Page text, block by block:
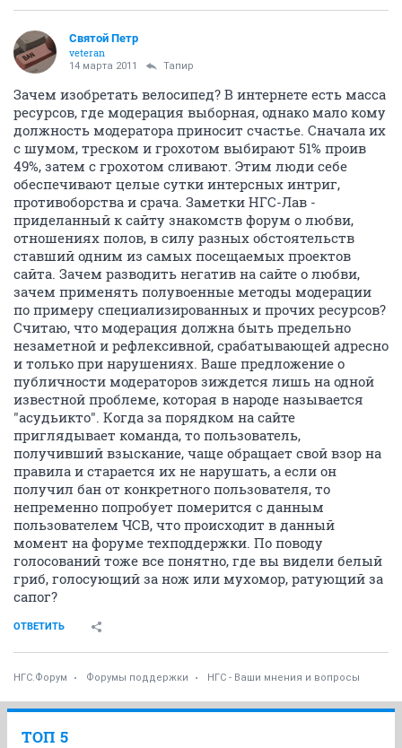
Святой Петр
veteran
14 марта 2011 Тапир
Зачем изобретать велосипед? В интернете есть масса
ресурсов, где модерация выборная, однако мало кому
должность модератора приносит счастье. Сначала их
с шумом, треском и грохотом выбирают 51% проив
49%, затем с грохотом сливают. Этим люди себе
обеспечивают целые сутки интерсных интриг,
противоборства и срача. Заметки НГС-Лав -
приделанный к сайту знакомств форум о любви,
отношениях полов, в силу разных обстоятельств
ставший одним из самых посещаемых проектов
сайта. Зачем разводить негатив на сайте о любви,
зачем применять полувоенные методы модерации
по примеру специализированных и прочих ресурсов?
Считаю, что модерация должна быть предельно
незаметной и рефлексивной, срабатывающей адресно
и только при нарушениях. Ваше предложение о
публичности модераторов зиждется лишь на одной
известной проблеме, которая в народе называется
"асудьикто". Когда за порядком на сайте
приглядывает команда, то пользователь,
получивший взыскание, чаще обращает свой взор на
правила и старается их не нарушать, а если он
получил бан от конкретного пользователя, то
непременно попробует померится с данным
пользователем ЧСВ, что происходит в данный
момент на форуме техподдержки. По поводу
голосований тоже все понятно, где вы видели белый
гриб, голосующий за нож или мухомор, ратующий за
сапог?
ОТВЕТИТЬ
НГС.Форум Форумы поддержки НГС - Ваши мнения и вопросы
ТОП 5